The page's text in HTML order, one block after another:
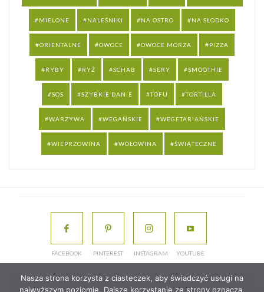
MIELONE NALEŚNIKI NA OSTRO NA SŁODKO
ORIENTALNE OWOCE OWOCE MORZA PIZZA
RYBY RYŻ SCHAB SERY SMOOTHIE
SOS SZYBKIE DANIE TOFU TORTILLA
WARZYWA WEGAŃSKIE WEGETARIAŃSKIE
WIEPRZOWINA WOŁOWINA ŚWIĄTECZNE
FACEBOOK PINTEREST INSTAGRAM YOUTUBE
Nasza strona korzysta z ciasteczek, aby świadczyć usługi na
najwyższym poziomie. Dalsze korzystanie ze strony oznacza,